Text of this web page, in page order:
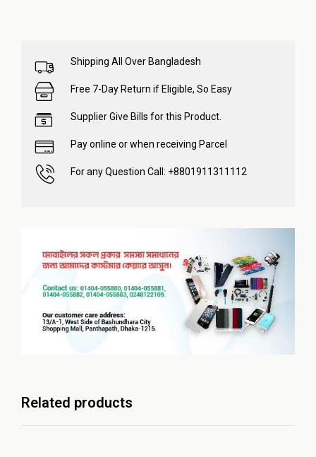
Shipping All Over Bangladesh
Free 7-Day Return if Eligible, So Easy
Supplier Give Bills for this Product.
Pay online or when receiving Parcel
For any Question Call: +8801911311112
Related products